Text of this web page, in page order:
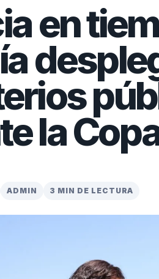
en
la
ADMIN 3 MIN DE LECTURA